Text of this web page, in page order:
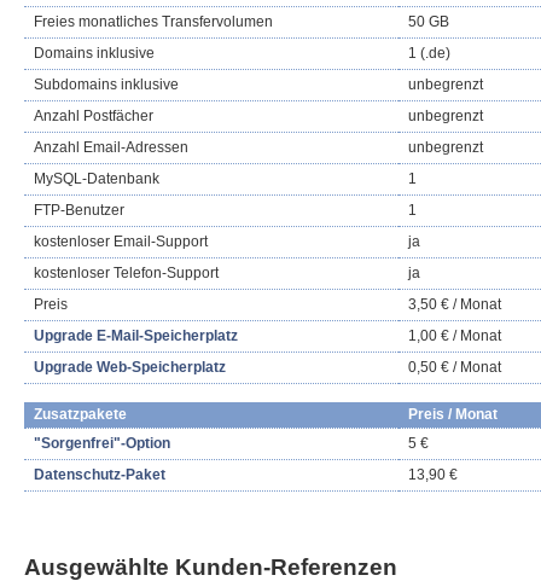
Freies monatliches Transfervolumen
50 GB
Domains inklusive
1 (.de)
Subdomains inklusive
unbegrenzt
Anzahl Postfächer
unbegrenzt
Anzahl Email-Adressen
unbegrenzt
MySQL-Datenbank
1
FTP-Benutzer
1
kostenloser Email-Support
ja
kostenloser Telefon-Support
ja
Preis
3,50 € / Monat
Upgrade E-Mail-Speicherplatz
1,00 € / Monat
Upgrade Web-Speicherplatz
0,50 € / Monat
Zusatzpakete
Preis / Monat
"Sorgenfrei"-Option
5 €
Datenschutz-Paket
13,90 €
Ausgewählte Kunden-Referenzen